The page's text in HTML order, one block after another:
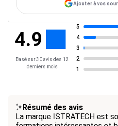
Ajouter à vos
4.9
Basé sur 30 avis des 12
derniers mois
5
4
3
2
1
Résumé des avis
La marque ISTRATECH est